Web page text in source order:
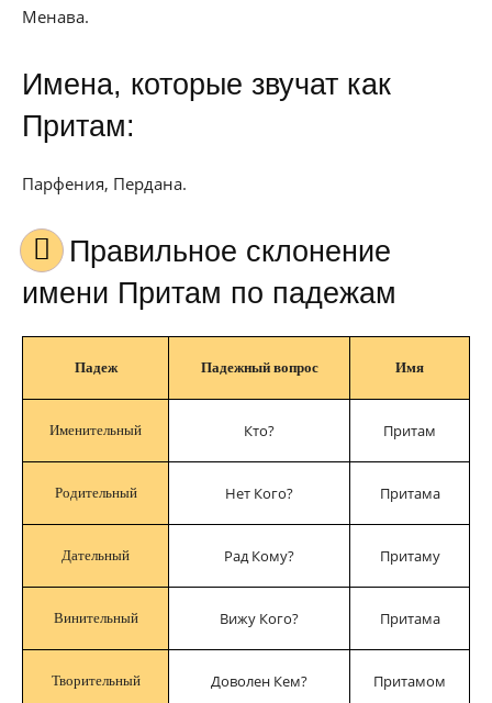
Менава.
Имена, которые звучат как
Притам:
Парфения, Пердана.
Правильное склонение
имени Притам по падежам
Падеж Падежный вопрос Имя
Именительный Кто? Притам
Родительный Нет Кого? Притама
Дательный Рад Кому? Притаму
Винительный Вижу Кого? Притама
Творительный Доволен Кем? Притамом